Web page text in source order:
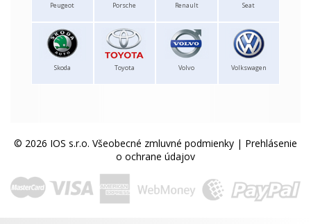
Peugeot Porsche Renault Seat
Skoda Toyota Volvo Volkswagen
© 2026 IOS s.r.o. Všeobecné zmluvné podmienky | Prehlásenie
o ochrane údajov